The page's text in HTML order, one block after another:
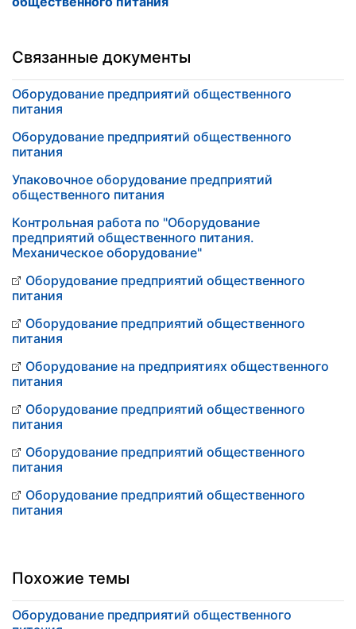
Связанные документы
Оборудование предприятий общественного
питания
Оборудование предприятий общественного
питания
Упаковочное оборудование предприятий
общественного питания
Контрольная работа по "Оборудование
предприятий общественного питания.
Механическое оборудование"
Оборудование предприятий общественного
питания
Оборудование предприятий общественного
питания
Оборудование на предприятиях общественного
питания
Оборудование предприятий общественного
питания
Оборудование предприятий общественного
питания
Оборудование предприятий общественного
питания
Похожие темы
Оборудование предприятий общественного